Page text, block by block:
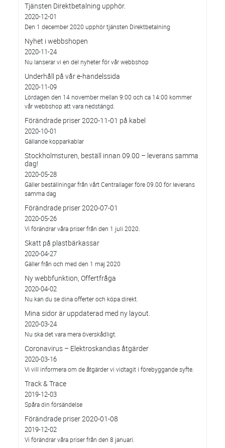
Tjänsten Direktbetalning upphör.
2020-12-01
Den 1 december 2020 upphör tjänsten Direktbetalning
Nyhet i webbshopen
2020-11-24
Nu lanserar vi en del nyheter för vår webbshop
Underhåll på vår e-handelssida
2020-11-09
Lördagen den 14 november mellan 9:00 och ca 14:00 kommer
vår webbshop att vara nedstängd.
Förändrade priser 2020-11-01 på kabel
2020-10-01
Gällande kopparkablar
Stockholmsturen, beställ innan 09.00 – leverans samma
dag!
2020-05-28
Gäller beställningar från vårt Centrallager före 09.00 för leverans
samma dag
Förändrade priser 2020-07-01
2020-05-26
Vi förändrar våra priser från den 1 juli 2020.
Skatt på plastbärkassar
2020-04-27
Gäller från och med den 1 maj 2020
Ny webbfunktion, Offertfråga
2020-04-02
Nu kan du se dina offerter och köpa direkt.
Mina sidor är uppdaterad med ny layout.
2020-03-24
Nu ska det vara mera överskådligt.
Coronavirus – Elektroskandias åtgärder
2020-03-16
Vi vill informera om de åtgärder vi vidtagit i förebyggande syfte.
Track & Trace
2019-12-03
Spåra din försändelse
Förändrade priser 2020-01-08
2019-12-02
Vi förändrar våra priser från den 8 januari.